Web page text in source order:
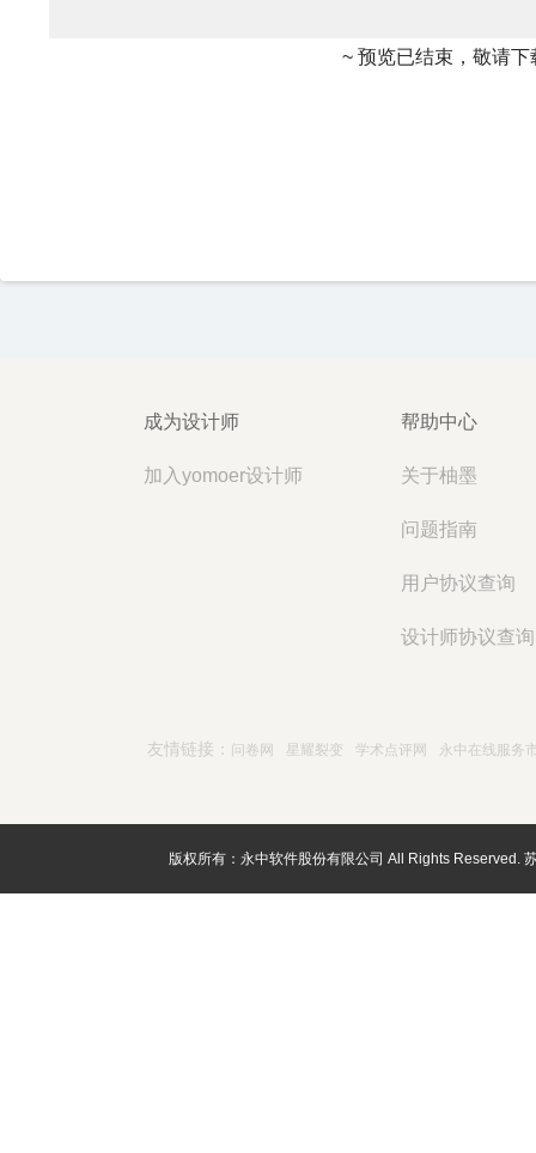
~ 预览已结束，敬请下
成为设计师
加入yomoer设计师
帮助中心
关于柚墨
问题指南
用户协议查询
设计师协议查询
友情链接： 问卷网 星耀裂变 学术点评网 永中在线服务
版权所有：永中软件股份有限公司 All Rights Reserved.